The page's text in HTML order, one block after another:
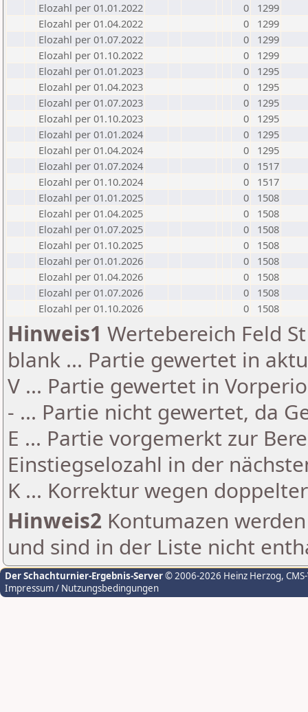
Elozahl per 01.01.2022
0
1299
Elozahl per 01.04.2022
0
1299
Elozahl per 01.07.2022
0
1299
Elozahl per 01.10.2022
0
1299
Elozahl per 01.01.2023
0
1295
Elozahl per 01.04.2023
0
1295
Elozahl per 01.07.2023
0
1295
Elozahl per 01.10.2023
0
1295
Elozahl per 01.01.2024
0
1295
Elozahl per 01.04.2024
0
1295
Elozahl per 01.07.2024
0
1517
Elozahl per 01.10.2024
0
1517
Elozahl per 01.01.2025
0
1508
Elozahl per 01.04.2025
0
1508
Elozahl per 01.07.2025
0
1508
Elozahl per 01.10.2025
0
1508
Elozahl per 01.01.2026
0
1508
Elozahl per 01.04.2026
0
1508
Elozahl per 01.07.2026
0
1508
Elozahl per 01.10.2026
0 1508
Hinweis1 Wertebereich Feld
blank ... Partie gewertet in
V ... Partie gewertet in
- ... Partie nicht gewertet, da
E ... Partie vorgemerkt zur
Einstiegselozahl in der
K ... Korrektur wegen
Hinweis2 Kontumazen
und sind in der Liste nicht
Der Schachturnier-Ergebnis-Server© 2006-2026 Heinz Herzog,
Impressum / Nutzungsbedingungen